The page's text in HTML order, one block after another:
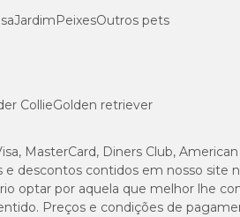
JardimPeixesOutros pets
CollieGolden retriever
MasterCard, Diners Club,
e descontos contidos em nosso site
optar por aquela que melhor lhe
Preços e condições de